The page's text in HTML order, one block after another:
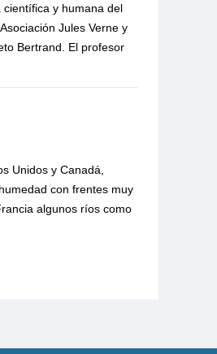
científica y humana del
Jules Verne y
Bertrand. El profesor
Unidos y Canadá,
con frentes muy
algunos ríos como